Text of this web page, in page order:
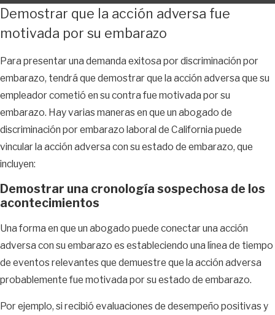
Demostrar que la acción adversa fue
motivada por su embarazo
Para presentar una demanda exitosa por discriminación por
embarazo, tendrá que demostrar que la acción adversa que su
empleador cometió en su contra fue motivada por su
embarazo. Hay varias maneras en que un abogado de
discriminación por embarazo laboral de California puede
vincular la acción adversa con su estado de embarazo, que
incluyen:
Demostrar una cronología sospechosa de los
acontecimientos
Una forma en que un abogado puede conectar una acción
adversa con su embarazo es estableciendo una línea de tiempo
de eventos relevantes que demuestre que la acción adversa
probablemente fue motivada por su estado de embarazo.
Por ejemplo, si recibió evaluaciones de desempeño positivas y